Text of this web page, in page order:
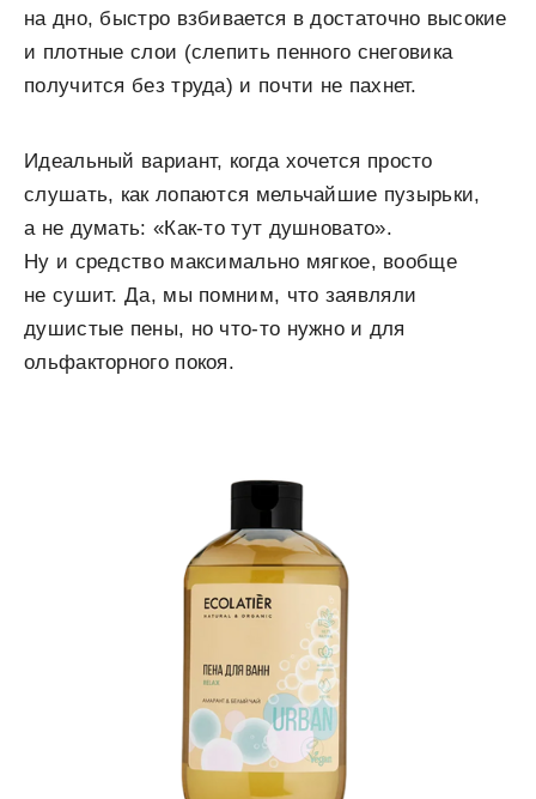
на дно, быстро взбивается в достаточно высокие
и плотные слои (слепить пенного снеговика
получится без труда) и почти не пахнет.
Идеальный вариант, когда хочется просто
слушать, как лопаются мельчайшие пузырьки,
а не думать: «Как-то тут душновато».
Ну и средство максимально мягкое, вообще
не сушит. Да, мы помним, что заявляли
душистые пены, но что-то нужно и для
ольфакторного покоя.